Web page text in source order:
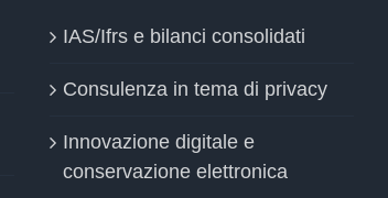
IAS/Ifrs e bilanci consolidati
Consulenza in tema di privacy
Innovazione digitale e
conservazione elettronica